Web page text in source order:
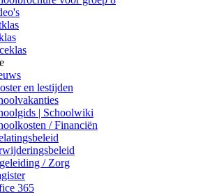
en lestijden
| Schoolwiki
/ Financiën
/ Zorg
365